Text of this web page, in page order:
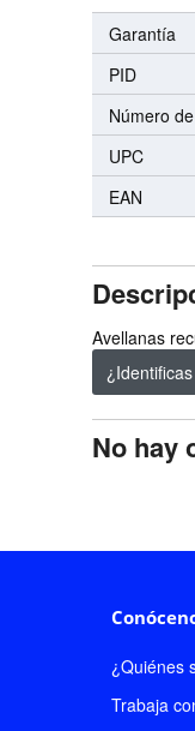
Garantía
PID
Número
UPC
EAN
Avellanas
No hay
¿Quiénes
Trabaja